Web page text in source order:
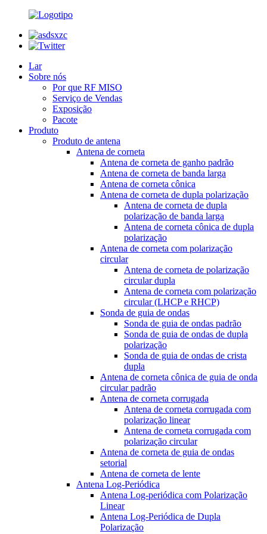
Lar
Sobre nós
Por que RF MISO
Serviço de Vendas
Exposição
Pacote
Produto
Produto de antena
Antena de corneta
Antena de corneta de ganho padrão
Antena de corneta de banda larga
Antena de corneta cônica
Antena de corneta de dupla polarização
Antena de corneta de dupla
polarização de banda larga
Antena de corneta cônica de dupla
polarização
Antena de corneta com polarização
circular
Antena de corneta de polarização
circular dupla
Antena de corneta com polarização
circular (LHCP e RHCP)
Sonda de guia de ondas
Sonda de guia de ondas padrão
Sonda de guia de ondas de dupla
polarização
Sonda de guia de ondas de crista
dupla
Antena de corneta cônica de guia de onda
circular padrão
Antena de corneta corrugada
Antena de corneta corrugada com
polarização linear
Antena de corneta corrugada com
polarização circular
Antena de corneta de guia de ondas
setorial
Antena de corneta de lente
Antena Log-Periódica
Antena Log-periódica com Polarização
Linear
Antena Log-Periódica de Dupla
Polarização